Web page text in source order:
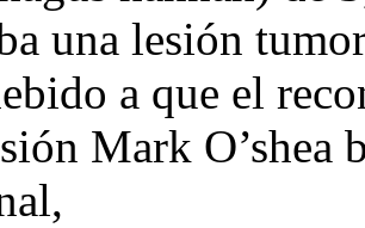
una lesión
a que el
Mark O’shea